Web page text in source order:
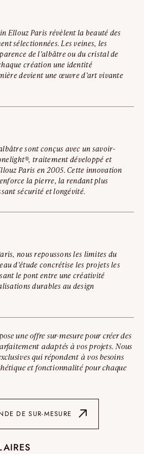
Ellouz Paris révèlent la beauté des
sélectionnées. Les veines, les
de l’albâtre ou du cristal de
création une identité
devient une œuvre d’art vivante
sont conçus avec un savoir-
traitement développé et
Paris en 2005. Cette innovation
la pierre, la rendant plus
sécurité et longévité.
nous repoussons les limites du
d’étude concrétise les projets les
le pont entre une créativité
durables au design
une offre sur-mesure pour créer des
adaptés à vos projets. Nous
qui répondent à vos besoins
et fonctionnalité pour chaque
DE SUR-MESURE